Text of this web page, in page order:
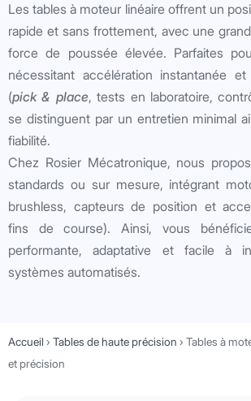
Les tables à moteur linéaire offrent un
rapide et sans frottement, avec une
force de poussée élevée. Parfaites
nécessitant accélération instantanée
(pick & place, tests en laboratoire,
se distinguent par un entretien minimal
fiabilité.
Chez Rosier Mécatronique, nous
standards ou sur mesure, intégrant
brushless, capteurs de position et
fins de course). Ainsi, vous
performante, adaptative et facile à
systèmes automatisés.
Accueil › Tables de haute précision › Tables à
et précision